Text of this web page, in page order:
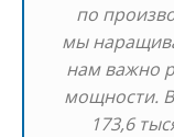
по
мы
нам важно
мощности.
173,6